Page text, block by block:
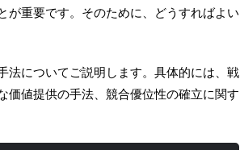
が重要です。そのために、どうすればよい
法についてご説明します。具体的には、戦
価値提供の手法、競合優位性の確立に関す